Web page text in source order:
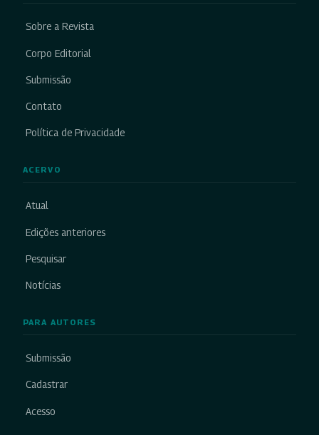
Sobre a Revista
Corpo Editorial
Submissão
Contato
Política de Privacidade
ACERVO
Atual
Edições anteriores
Pesquisar
Notícias
PARA AUTORES
Submissão
Cadastrar
Acesso